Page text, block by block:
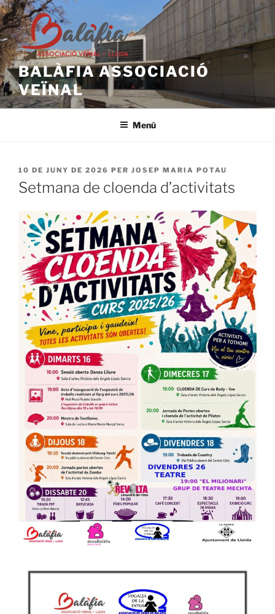
Vés
al
contingut
BALÀFIA ASSOCIACIÓ
VEÏNAL
Menú
PUBLICAT
A
10 DE JUNY DE 2026 PER JOSEP MARIA POTAU
Setmana de cloenda d’activitats